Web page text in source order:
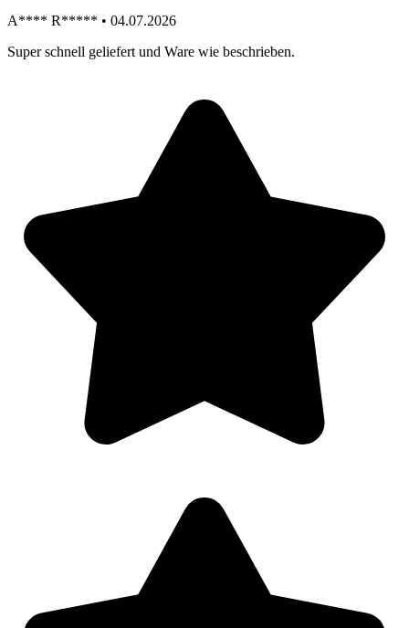
A**** R***** • 04.07.2026
Super schnell geliefert und Ware wie beschrieben.